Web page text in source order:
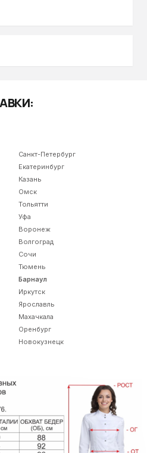
Санкт-Петербург
Екатеринбург
Казань
Омск
Тольятти
Уфа
Воронеж
Волгоград
Сочи
Тюмень
Барнаул
Иркутск
Ярославль
Махачкала
Оренбург
Новокузнецк